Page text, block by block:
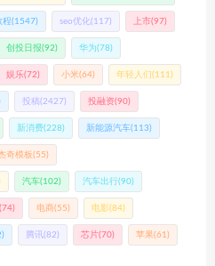
程(1547) seo优化(117) 上市(97)
创投日报(92) 华为(78)
娱乐(72) 小米(64) 年轻人们 (111)
投稿 (2427) 投融资(90)
新消费(228) 新能源汽车(113)
奇模板(55)
汽车(102) 汽车出行(90)
(74) 电商(55) 电影(84)
腾讯(82) 芯片(70) 苹果(61)